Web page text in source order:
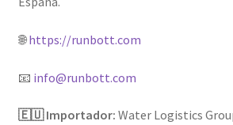
🌐https://runbott.com
📧 info@runbott.com
🇪🇺 Importador: Water Logistics